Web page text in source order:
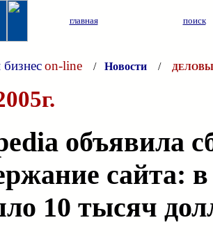
главная поиск
on-line / Новости /
объявила
сайта:
10 тысяч